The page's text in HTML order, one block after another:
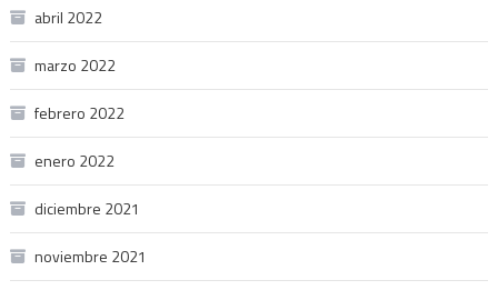
abril 2022
marzo 2022
febrero 2022
enero 2022
diciembre 2021
noviembre 2021